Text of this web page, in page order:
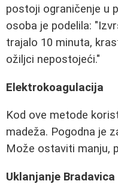
postoji ograničenje u
osoba je podelila:
trajalo 10 minuta,
ožiljci nepostojeći."
Elektrokoagulacija
Kod ove metode
madeža. Pogodna je
Može ostaviti manju,
Uklanjanje Bradavica